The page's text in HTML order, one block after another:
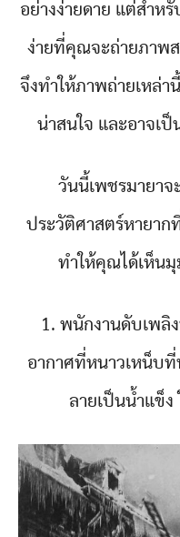
อย่างง่ายดาย แต่สำห
ง่ายที่คุณจะถ่ายภาพส
จึงทำให้ภาพถ่ายเหล่
น่าสนใจ และอาจเป็
วันนี้เพชรมายา
ประวัติศาสตร์หายาก
ทำให้คุณได้เห็น
1. พนักงานดับเพลิ
อากาศที่หนาวเหน็บ
ลายเป็นน้ำแข็